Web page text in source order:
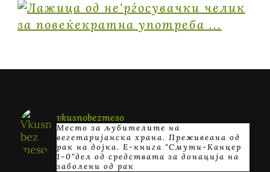
vkusnobezmeso
Место за љубителите на
вегетаријанска храна. Преживеана од
рак на дојка. E-книга "Смути-Канцер
1-0"дел од средствата за донација на
заболени од рак